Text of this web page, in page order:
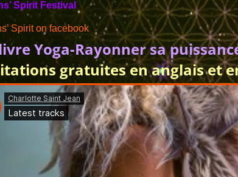
Spirit Festival
Spirit on facebook
Yoga-Rayonner sa
gratuites en anglais et